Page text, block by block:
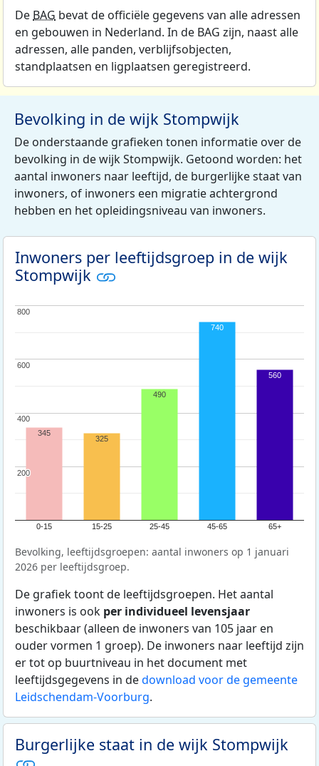
De BAG bevat de officiële gegevens van alle adressen
en gebouwen in Nederland. In de BAG zijn, naast alle
adressen, alle panden, verblijfsobjecten,
standplaatsen en ligplaatsen geregistreerd.
Bevolking in de wijk Stompwijk
De onderstaande grafieken tonen informatie over de
bevolking in de wijk Stompwijk. Getoond worden: het
aantal inwoners naar leeftijd, de burgerlijke staat van
inwoners, of inwoners een migratie achtergrond
hebben en het opleidingsniveau van inwoners.
Inwoners per leeftijdsgroep in de wijk
Stompwijk
0-15 15-25 25-45 45-65 65+
200
200
400
400
600
600
800
800
345
325
490
740
560
Bevolking, leeftijdsgroepen: aantal inwoners op 1 januari
2026 per leeftijdsgroep.
De grafiek toont de leeftijdsgroepen. Het aantal
inwoners is ook per individueel levensjaar
beschikbaar (alleen de inwoners van 105 jaar en
ouder vormen 1 groep). De inwoners naar leeftijd zijn
er tot op buurtniveau in het document met
leeftijdsgegevens in dedownload voor de gemeente
Leidschendam-Voorburg.
Burgerlijke staat in de wijk Stompwijk